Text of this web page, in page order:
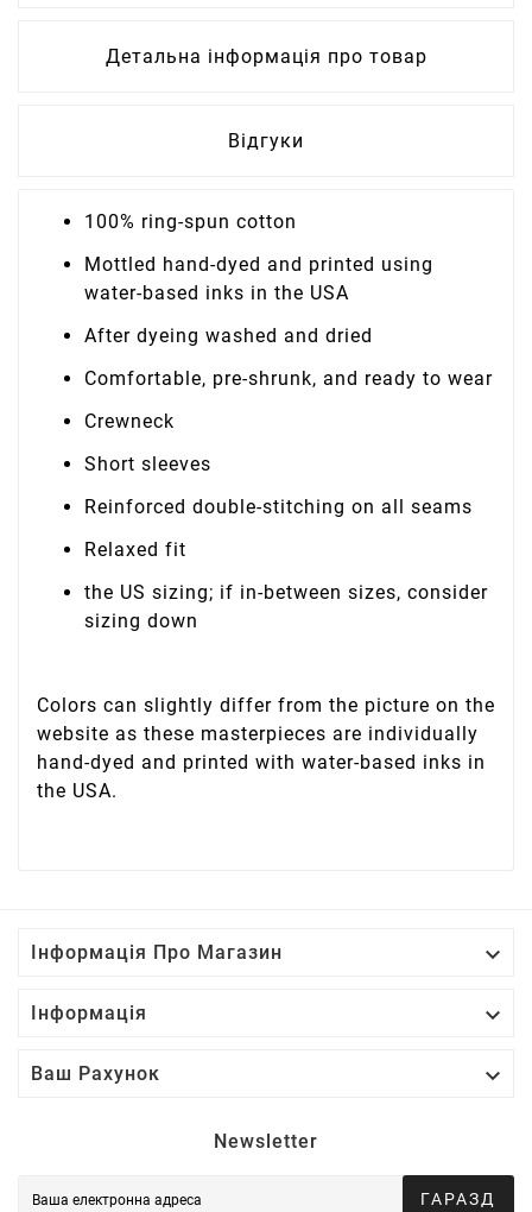
Детальна інформація про товар
Відгуки
100% ring-spun cotton
Mottled hand-dyed and printed using
water-based inks in the USA
After dyeing washed and dried
Comfortable, pre-shrunk, and ready to wear
Crewneck
Short sleeves
Reinforced double-stitching on all seams
Relaxed fit
the US sizing; if in-between sizes, consider
sizing down
Colors can slightly differ from the picture on the
website as these masterpieces are individually
hand-dyed and printed with water-based inks in
the USA.
Інформація Про Магазин 
Інформація 
Ваш Рахунок 
Newsletter
ГАРАЗД